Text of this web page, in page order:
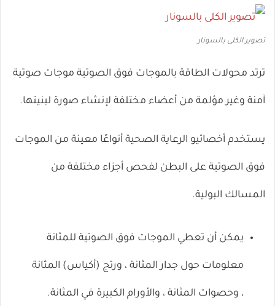
تصوير الكلى بالسونار
ترتد محولات الطاقة بالموجات فوق الصوتية موجات صوتية
آمنة وغير مؤلمة من أعضاء مختلفة لإنشاء صورة لبنيتها.
يستخدم أخصائيو الرعاية الصحية أنواعًا معينة من الموجات
فوق الصوتية على البطن لفحص أجزاء مختلفة من
المسالك البولية.
يمكن أن تعطي الموجات فوق الصوتية للمثانة
معلومات حول جدار المثانة ، ورتج (أكياس) المثانة
، وحصوات المثانة ، والأورام الكبيرة في المثانة.